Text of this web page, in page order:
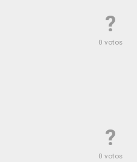
?
0 votos
?
0 votos